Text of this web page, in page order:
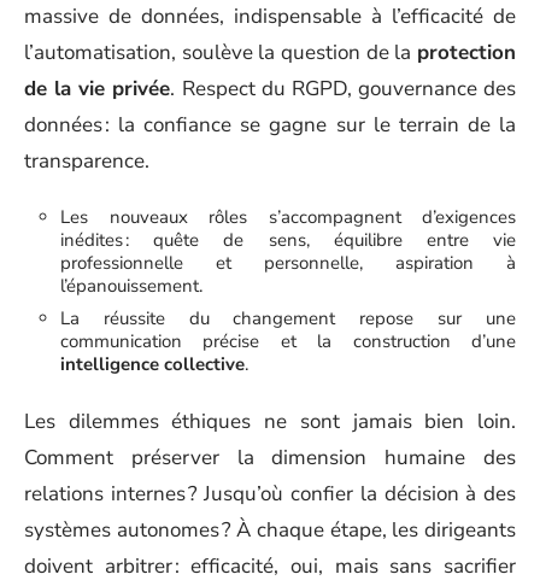
massive de données, indispensable à l’efficacité de
l’automatisation, soulève la question de la protection
de la vie privée. Respect du RGPD, gouvernance des
données : la confiance se gagne sur le terrain de la
transparence.
Les nouveaux rôles s’accompagnent d’exigences
inédites : quête de sens, équilibre entre vie
professionnelle et personnelle, aspiration à
l’épanouissement.
La réussite du changement repose sur une
communication précise et la construction d’une
intelligence collective.
Les dilemmes éthiques ne sont jamais bien loin.
Comment préserver la dimension humaine des
relations internes ? Jusqu’où confier la décision à des
systèmes autonomes ? À chaque étape, les dirigeants
doivent arbitrer : efficacité, oui, mais sans sacrifier